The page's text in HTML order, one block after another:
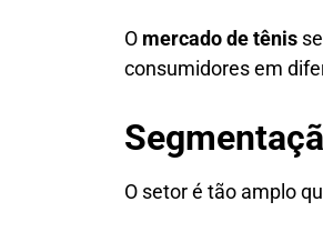
O mercado de tênis
consumidores em
O setor é tão amplo